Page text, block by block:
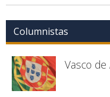
Columnistas
Vasco de